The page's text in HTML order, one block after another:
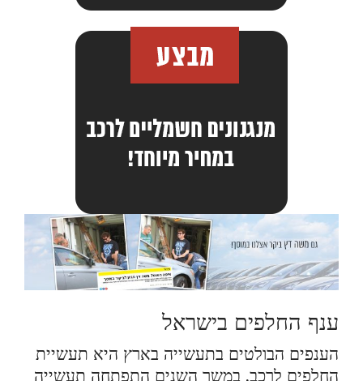
ענף החלפים בישראל
הענפים הבולטים בתעשייה בארץ היא תעשיית
החלפים לרכב, במשך השנים התפתחה תעשייה